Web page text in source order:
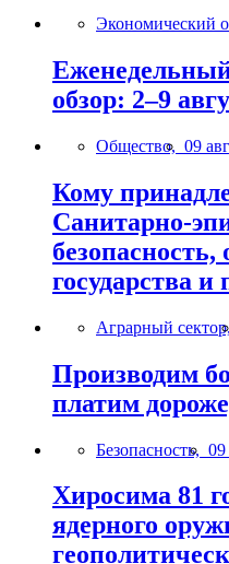
Экономический
обзор: 2–9
Общество, 09
Кому
Санитарно-
безопасность,
государства и
Аграрный
Производим
платим
Безопасность, 09
Хиросима 81
ядерного